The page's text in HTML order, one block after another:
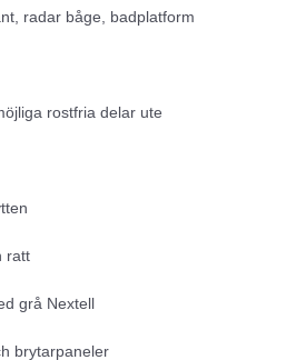
radar båge, badplatform
rostfria delar ute
ratt
grå Nextell
brytarpaneler